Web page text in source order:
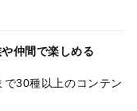
仲間で楽しめる
30種以上のコンテン